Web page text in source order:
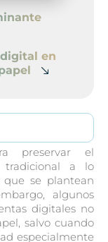
en
preservar el
tradicional a lo
se plantean
algunos
digitales no
salvo cuando
especialmente